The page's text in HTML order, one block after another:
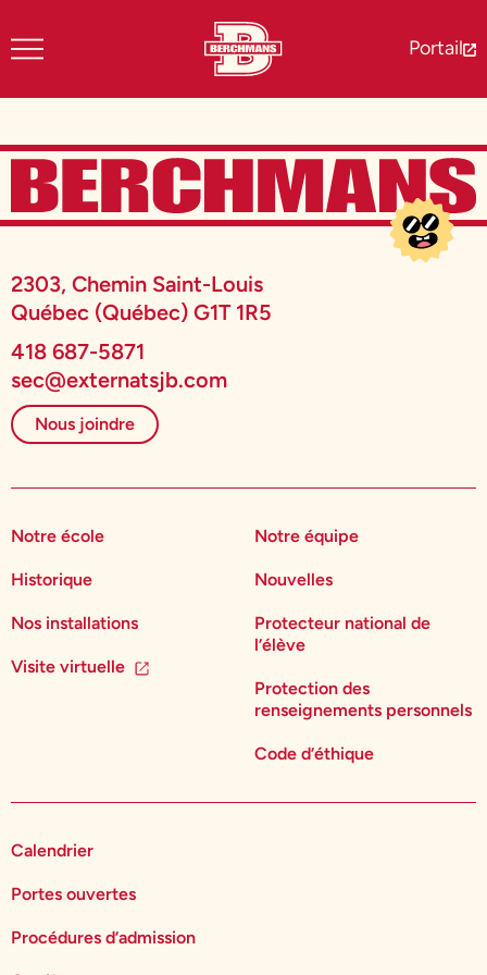
Portail
2303, Chemin Saint-Louis
Québec (Québec) G1T 1R5
418 687-5871
sec@externatsjb.com
Nous joindre
Notre école
Historique
Nos installations
Visite virtuelle
Notre équipe
Nouvelles
Protecteur national de
l’élève
Protection des
renseignements personnels
Code d’éthique
Calendrier
Portes ouvertes
Procédures d’admission